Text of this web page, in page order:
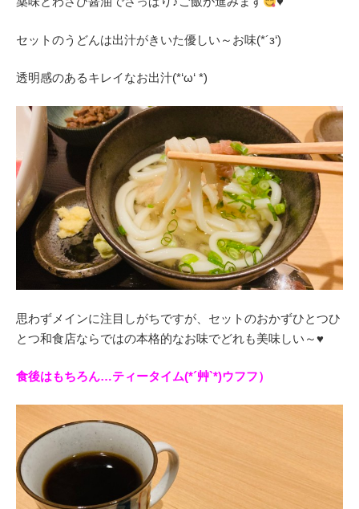
セットのうどんは出汁がきいた優しい～お味(*´з‘)
透明感のあるキレイなお出汁(*‘ω‘ *)
思わずメインに注目しがちですが、セットのおかずひとつひ
とつ和食店ならではの本格的なお味でどれも美味しい～♥
食後はもちろん…ティータイム(*´艸`*)ウフフ）